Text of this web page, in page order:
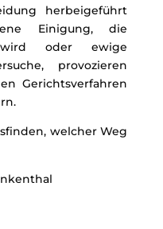
herbeigeführt
Einigung, die
oder ewige
provozieren
Gerichtsverfahren
welcher Weg